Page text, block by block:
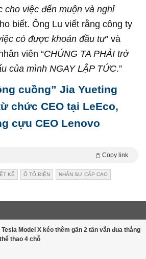
cho việc đến muộn và nghỉ
biết. Ông Lu viết rằng công ty
có được khoản đầu tư” và
viên “CHÚNG TA PHẢI trở
của mình NGAY LẬP TỨC.”
cuồng” Jia Yueting
chức CEO tại LeEco,
cựu CEO Lenovo
Copy link
KẾ Ô TÔ ĐIỆN NHÂN SỰ CẤP CAO
Tesla Model X kéo thêm gần 2 tấn vẫn đua thắng
thao 4 chỗ